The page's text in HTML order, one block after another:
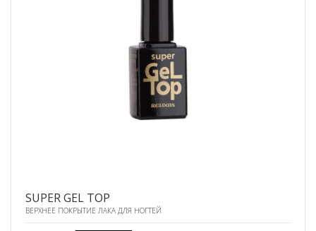
SUPER GEL TOP
ВЕРХНЕЕ ПОКРЫТИЕ ЛАКА ДЛЯ НОГТЕЙ